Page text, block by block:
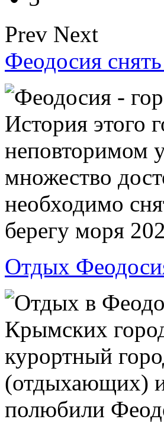
Prev Next
Феодосия
Феодосия -
История этого
неповторимом
множество
необходимо
берегу моря
Отдых
Отдых в
Крымских
курортный
(отдыхающих)
полюбили